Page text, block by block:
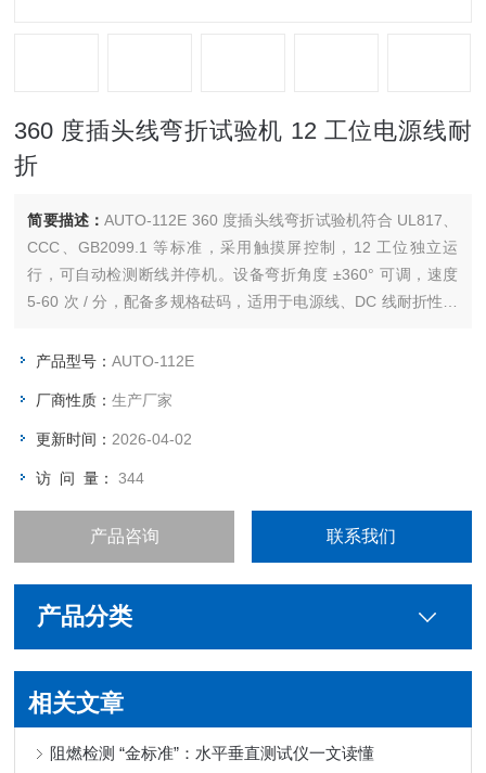
360 度插头线弯折试验机 12 工位电源线耐
折
简要描述：AUTO-112E 360 度插头线弯折试验机符合 UL817、
CCC、GB2099.1 等标准，采用触摸屏控制，12 工位独立运
行，可自动检测断线并停机。设备弯折角度 ±360° 可调，速度
5-60 次 / 分，配备多规格砝码，适用于电源线、DC 线耐折性能
线耐折
产品型号：AUTO-112E
厂商性质：生产厂家
更新时间： 2026-04-02
访 问 量：344
产品咨询 联系我们
产品分类
相关文章
阻燃检测 “金标准”：水平垂直测试仪一文读懂